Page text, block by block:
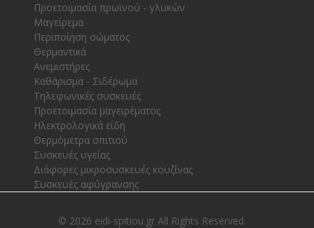
Προετοιμασία πρωϊνού - γλυκών
Μαγείρεμα
Περιποίηση σώματος
Θερμαντικά
Ανεμιστήρες
Καθάρισμα - Σιδέρωμα
Τηλεφωνικές συσκευές
Προετοιμασία μαγειρέματος
Ηλεκτρολογικά είδη
Θερμόμετρα σπιτιού
Συσκευές υγείας
Διάφορες μικροσυσκευές κουζίνας
Συσκευές αφύγρανσης
© 2026 eidi-spitiou.gr All Rights Reserved.